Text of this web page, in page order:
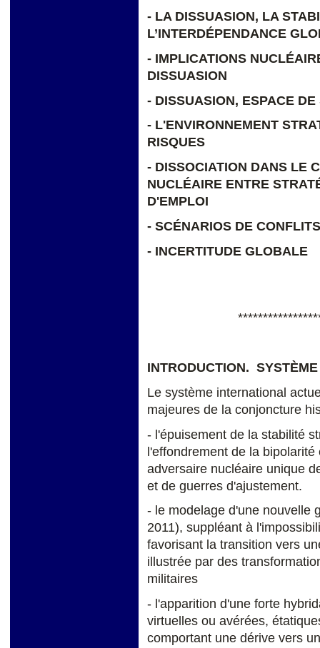
- LA DISSUASION, LA
L’INTERDÉPENDANCE
- IMPLICATIONS
DISSUASION
- DISSUASION, ESPACE
- L'ENVIRONNEMENT
RISQUES
- DISSOCIATION DANS LE
NUCLÉAIRE ENTRE
D'EMPLOI
- SCÉNARIOS DE CONFLITS
- INCERTITUDE GLOBALE
INTRODUCTION.
Le système international
majeures de la conjoncture
- l'épuisement de la stabilité
l'effondrement de la
adversaire nucléaire unique
et de guerres d'ajustement.
- le modelage d'une nouvelle
2011), suppléant à
favorisant la transition vers
illustrée par des
militaires
- l'apparition d'une forte
virtuelles ou avérées,
comportant une dérive vers